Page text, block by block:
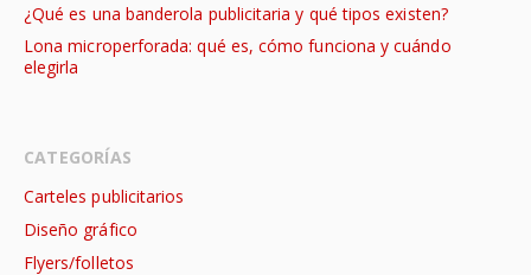
¿Qué es una banderola publicitaria y qué tipos existen?
Lona microperforada: qué es, cómo funciona y cuándo
elegirla
CATEGORÍAS
Carteles publicitarios
Diseño gráfico
Flyers/folletos